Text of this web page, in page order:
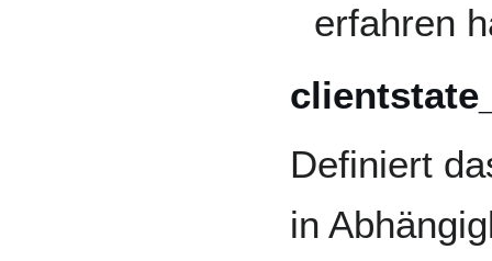
erfahren
Definiert
in